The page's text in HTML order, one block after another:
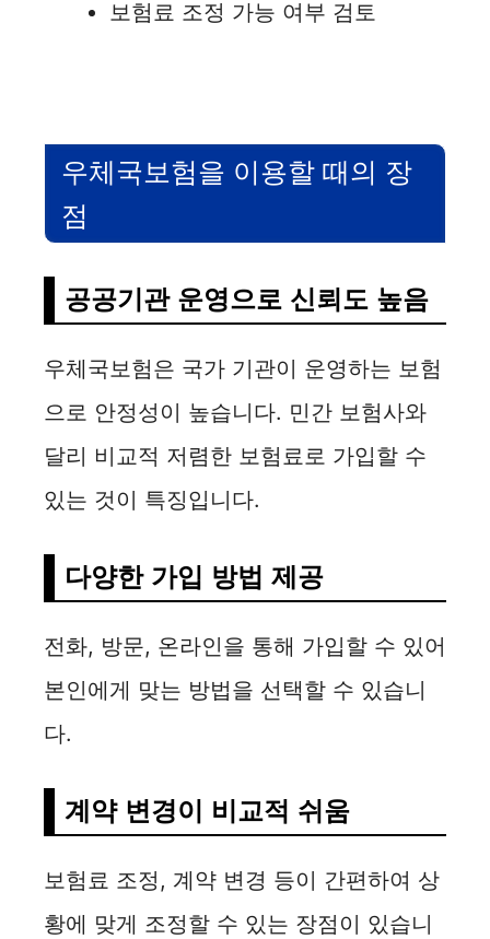
보험료 조정 가능 여부 검토
우체국보험을 이용할 때의 장
점
공공기관 운영으로 신뢰도 높음
우체국보험은 국가 기관이 운영하는 보험
으로 안정성이 높습니다. 민간 보험사와
달리 비교적 저렴한 보험료로 가입할 수
있는 것이 특징입니다.
다양한 가입 방법 제공
전화, 방문, 온라인을 통해 가입할 수 있어
본인에게 맞는 방법을 선택할 수 있습니
다.
계약 변경이 비교적 쉬움
보험료 조정, 계약 변경 등이 간편하여 상
황에 맞게 조정할 수 있는 장점이 있습니